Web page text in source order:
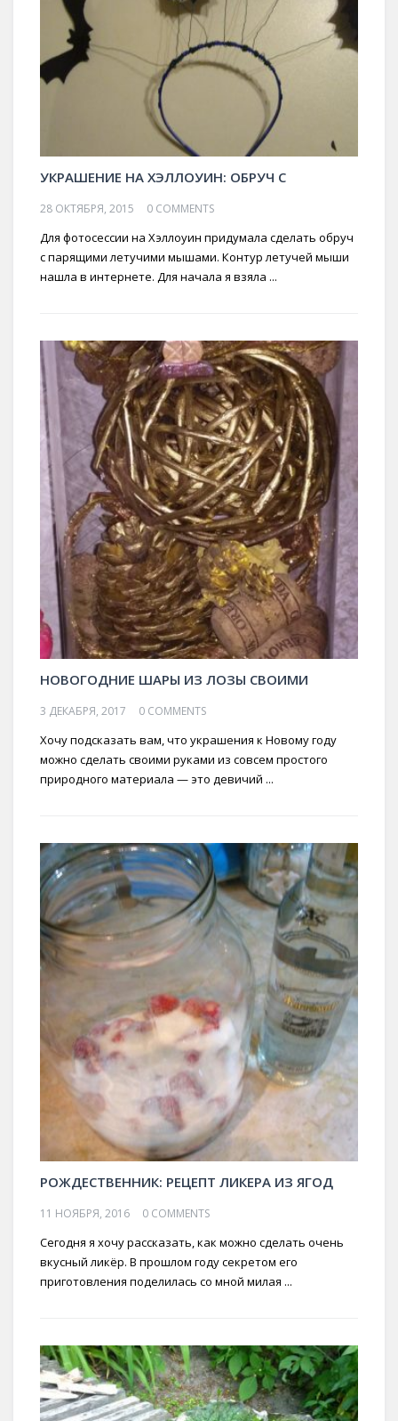
УКРАШЕНИЕ НА ХЭЛЛОУИН: ОБРУЧ С
28 ОКТЯБРЯ, 2015 0 COMMENTS
Для фотосессии на Хэллоуин придумала сделать обруч
с парящими летучими мышами. Контур летучей мыши
нашла в интернете. Для начала я взяла ...
НОВОГОДНИЕ ШАРЫ ИЗ ЛОЗЫ СВОИМИ
3 ДЕКАБРЯ, 2017 0 COMMENTS
Хочу подсказать вам, что украшения к Новому году
можно сделать своими руками из совсем простого
природного материала — это девичий ...
РОЖДЕСТВЕННИК: РЕЦЕПТ ЛИКЕРА ИЗ ЯГОД
11 НОЯБРЯ, 2016 0 COMMENTS
Сегодня я хочу рассказать, как можно сделать очень
вкусный ликёр. В прошлом году секретом его
приготовления поделилась со мной милая ...